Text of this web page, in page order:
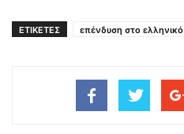
ΕΤΙΚΕΤΕΣ επένδυση στο ελληνικό